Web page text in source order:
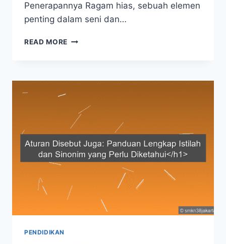
Penerapannya Ragam hias, sebuah elemen
penting dalam seni dan…
READ MORE RAGAM
APA?
DEKAT
MOTIF
TRADISIONAL
INDONESIA
PENDIDIKAN